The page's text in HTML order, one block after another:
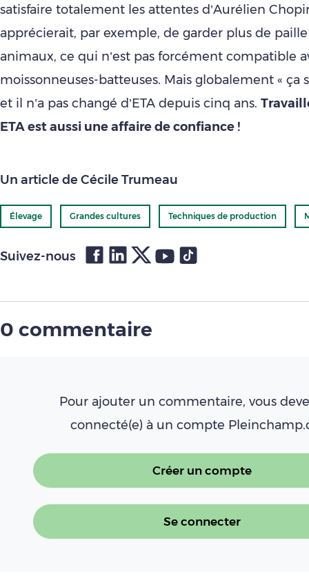
satisfaire totalement les attentes d’Aurélien
apprécierait, par exemple, de garder plus de
animaux, ce qui n’est pas forcément compatible
moissonneuses-batteuses. Mais globalement « ça
et il n’a pas changé d’ETA depuis cinq ans.
ETA est aussi une affaire de confiance !
Un article de Cécile Trumeau
Élevage Grandes cultures Techniques de production
Suivez-nous
0 commentaire
Pour ajouter un commentaire, vous
connecté(e) à un compte
Créer un compte
Se connecter